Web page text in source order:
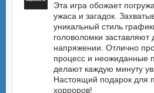
Эта игра обожает
ужаса и загадок.
уникальный стиль
головоломки заставляют
напряжении. Отлично
процесс и неожиданные
делают каждую минуту
Настоящий подарок для
хорроров!